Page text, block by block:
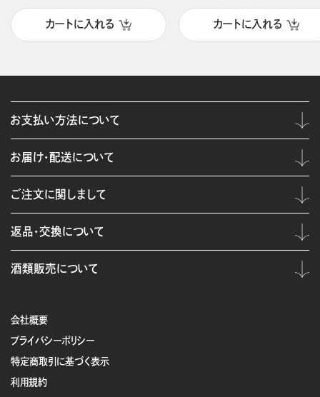
カートに入れる カートに入れる
会社概要
プライバシーポリシー
特定商取引に基づく表示
利用規約
お支払い方法について
お届け・配送について
ご注文に関しまして
返品・交換について
酒類販売について